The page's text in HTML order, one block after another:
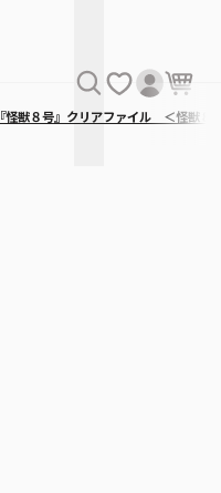
『怪獣８号』クリアファイル ＜怪獣